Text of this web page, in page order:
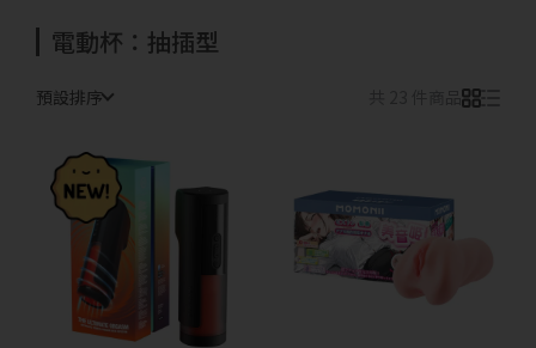
電動杯：抽插型
預設排序